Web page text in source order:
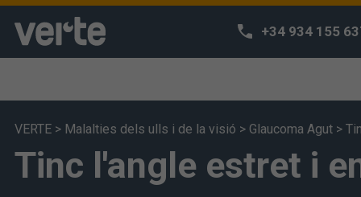
+34 934 155
VERTE > Malalties dels ulls i de la visió > Glaucoma Agut >
Tinc l'angle estret i